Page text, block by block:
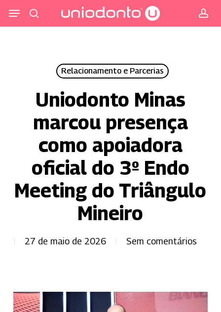
para
Menu
Relacionamento e Parcerias
Uniodonto Minas
marcou presença
como apoiadora
oficial do 3º Endo
Meeting do Triângulo
Mineiro
27 de maio de 2026 Sem comentários